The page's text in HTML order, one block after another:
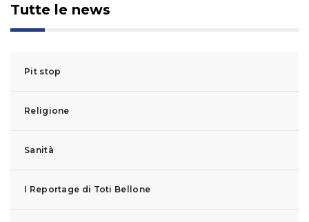
Tutte le news
Pit stop
Religione
Sanità
I Reportage di Toti Bellone